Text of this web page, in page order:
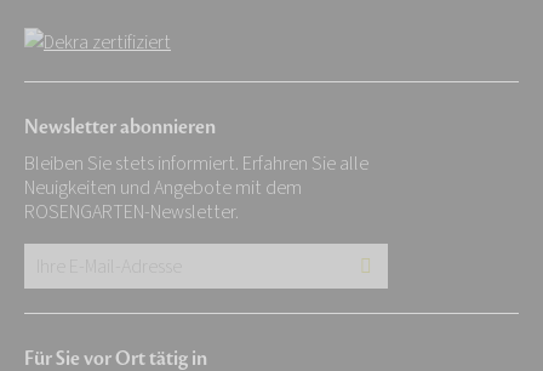
Newsletter abonnieren
Bleiben Sie stets informiert. Erfahren Sie alle
Neuigkeiten und Angebote mit dem
ROSENGARTEN-Newsletter.
E-
Für Sie vor Ort tätig in